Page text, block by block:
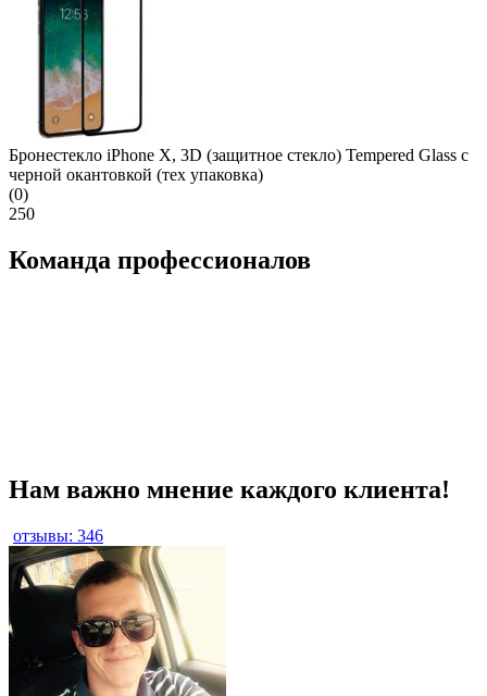
Бронестекло iPhone X, 3D (защитное стекло) Tempered Glass с
черной окантовкой (тех упаковка)
(0)
250
Команда профессионалов
Нам важно мнение каждого клиента!
отзывы: 346